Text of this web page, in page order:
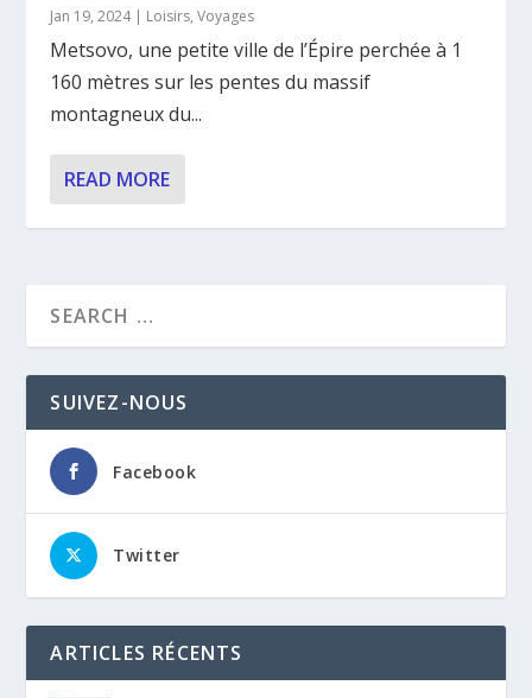
Jan 19, 2024| Loisirs,Voyages
Metsovo, une petite ville de l’Épire perchée à 1
160 mètres sur les pentes du massif
montagneux du...
READ MORE
SUIVEZ-NOUS
Facebook
Twitter
ARTICLES RÉCENTS